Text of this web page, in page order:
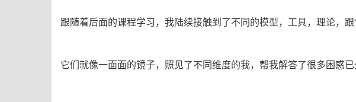
跟随着后面的课程学习，我陆续接触到了不同的模型，工具，理论，跟
它们就像一面面的镜子，照见了不同维度的我，帮我解答了很多困惑